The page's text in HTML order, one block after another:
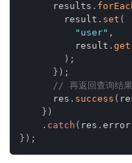
      results
.
        result
. set (
"user" ,
          result
. get
) ;
} ) ;
// 再返回查询结果
      res
. success (
} )
. catch ( res . error
} ) ;